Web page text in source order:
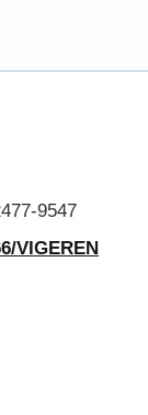
9547
VIGEREN